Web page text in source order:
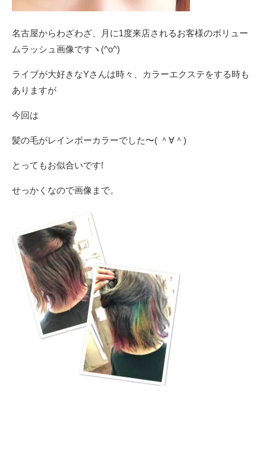
名古屋からわざわざ、月に1度来店されるお客様のボリュー
ムラッシュ画像ですヽ(^o^)
ライブが大好きなYさんは時々、カラーエクステをする時も
ありますが
今回は
髪の毛がレインボーカラーでした〜( ＾∀＾)
とってもお似合いです!
せっかくなので画像まで。